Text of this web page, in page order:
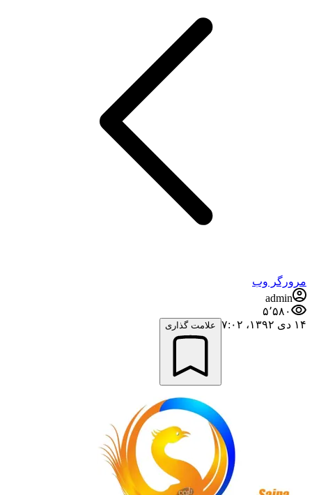
مرورگر وب
admin
۵٬۵۸۰
۱۴ دی ۱۳۹۲،‏ ۷:۰۲
علامت گذاری